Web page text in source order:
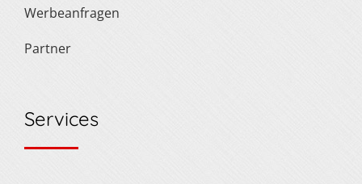
Werbeanfragen
Partner
Services